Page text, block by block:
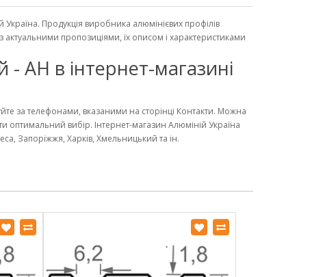
Продукція виробника алюмінієвих профілів
актуальними пропозиціями, їх описом і характеристиками
АН в інтернет-магазині
за телефонами, вказаними на сторінці Контакти. Можна
оптимальний вибір. Інтернет-магазин Алюміній Україна
Запоріжжя, Харків, Хмельницький та ін.